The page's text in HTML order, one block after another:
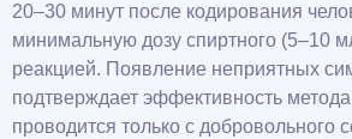
20–30 минут после кодирования
минимальную дозу спиртного (5–10
реакцией. Появление неприятных
подтверждает эффективность
проводится только с добровольного